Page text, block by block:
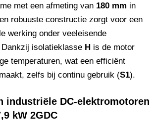
met een afmeting van 180 mm in
robuuste constructie zorgt voor een
werking onder veeleisende
isolatieklasse H is de motor
temperaturen, wat een efficiënt
zelfs bij continu gebruik (S1).
industriële DC-elektromotoren
kW 2GDC